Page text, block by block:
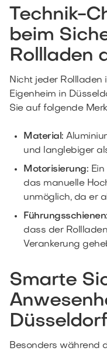
Technik-
beim
Rollladen
Nicht jeder Rollladen
Eigenheim in
Sie auf folgende
Material:
und langlebiger
Motorisierung:
das manuelle
unmöglich, da er
Führungsschienen:
dass der
Verankerung
Smarte
Düsseldorf
Besonders während